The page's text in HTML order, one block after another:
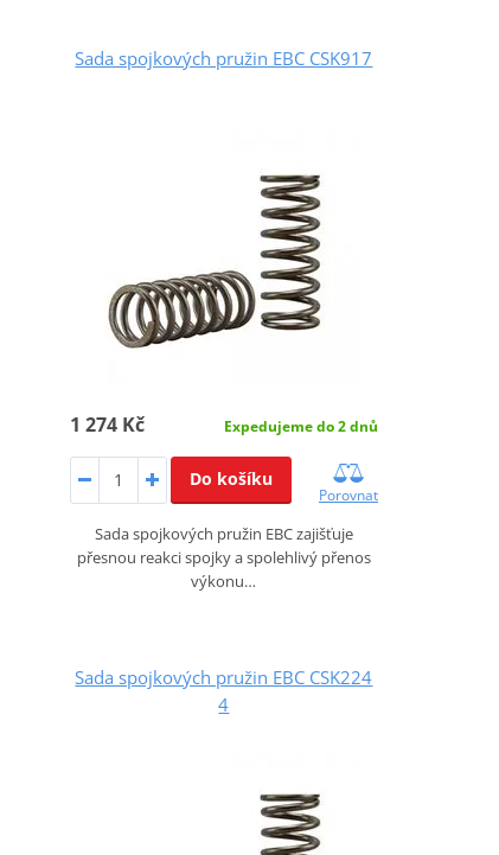
Sada spojkových pružin EBC CSK917
1 274 Kč Expedujeme do 2 dnů
Do košíku
Porovnat
Sada spojkových pružin EBC zajišťuje
přesnou reakci spojky a spolehlivý přenos
výkonu…
Sada spojkových pružin EBC CSK224
4